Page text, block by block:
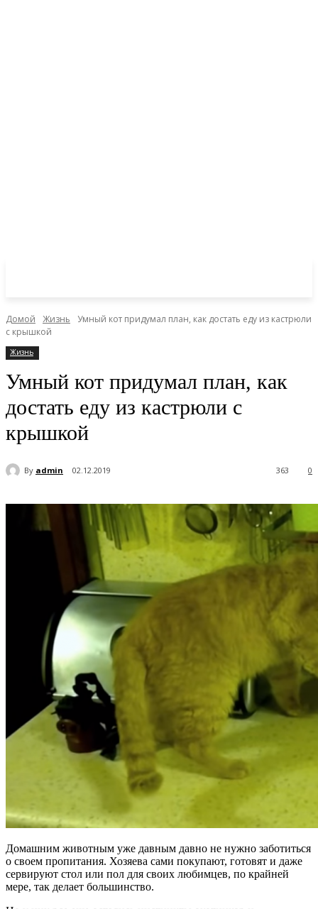
Домой Жизнь
Умный кот придумал план, как достать еду из кастрюли
с крышкой
Жизнь
Умный кот придумал план, как
достать еду из кастрюли с
крышкой
By admin 02.12.2019 0
363
Домашним животным уже давным давно не нужно заботиться
о своем пропитания. Хозяева сами покупают, готовят и даже
сервируют стол или пол для своих любимцев, по крайней
мере, так делает большинство.